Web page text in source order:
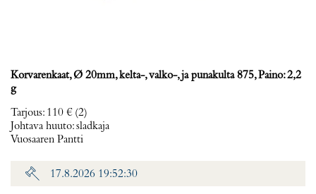
Korvarenkaat, Ø 20mm, kelta-, valko-, ja punakulta 875, Paino: 2,2
g
Tarjous: 110 € (2)
Johtava huuto:sladkaja
Vuosaaren Pantti
17.8.2026 19:52:30